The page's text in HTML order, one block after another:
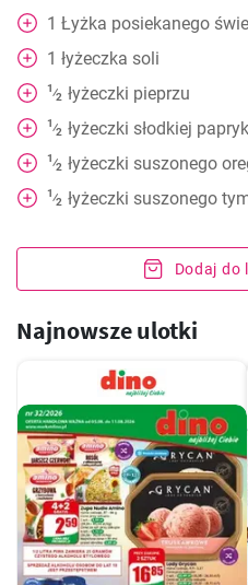
1 Łyżka posiekanego
1 łyżeczka soli
1⁄2 łyżeczki pieprzu
1⁄2 łyżeczki słodkiej
1⁄2 łyżeczki suszonego
1⁄2 łyżeczki suszonego
Dodaj do
Najnowsze ulotki